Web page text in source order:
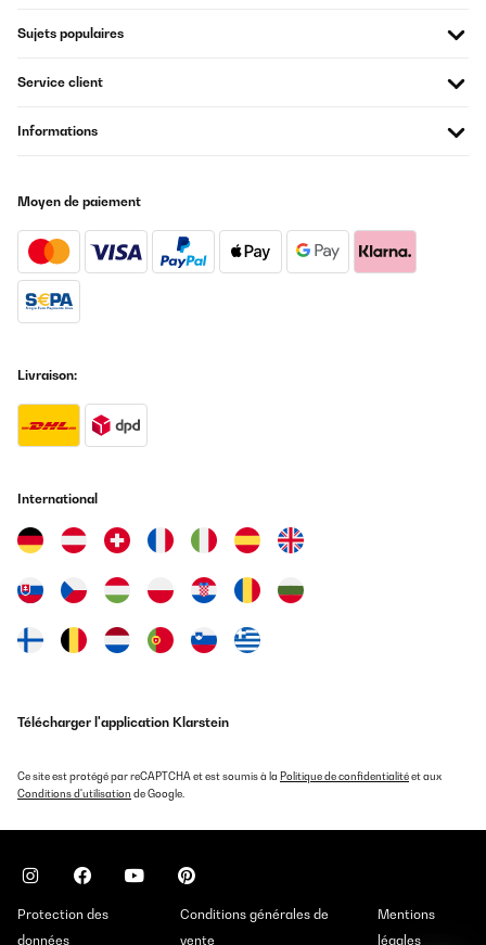
Sujets populaires
Service client
Informations
Moyen de paiement
Livraison:
International
Télécharger l'application Klarstein
Ce site est protégé par reCAPTCHA et est soumis à la Politique de confidentialitéet aux
Conditions d'utilisation de Google.
Protection des
données
Conditions générales de
vente
Mentions
légales